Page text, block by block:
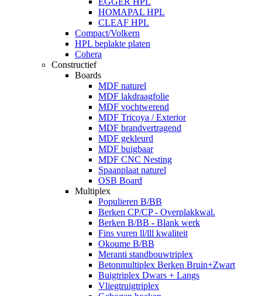
HOMAPAL HPL
CLEAF HPL
Compact/Volkern
HPL beplakte platen
Cohera
Constructief
Boards
MDF naturel
MDF lakdraagfolie
MDF vochtwerend
MDF Tricoya / Exterior
MDF brandvertragend
MDF gekleurd
MDF buigbaar
MDF CNC Nesting
Spaanplaat naturel
OSB Board
Multiplex
Populieren B/BB
Berken CP/CP - Overplakkwal.
Berken B/BB - Blank werk
Fins vuren ll/lll kwaliteit
Okoume B/BB
Meranti standbouwtriplex
Betonmultiplex Berken Bruin+Zwart
Buigtriplex Dwars + Langs
Vliegtruigtriplex